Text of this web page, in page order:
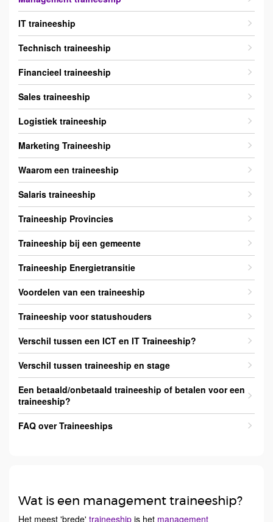
IT traineeship
Technisch traineeship
Financieel traineeship
Sales traineeship
Logistiek traineeship
Marketing Traineeship
Waarom een traineeship
Salaris traineeship
Traineeship Provincies
Traineeship bij een gemeente
Traineeship Energietransitie
Voordelen van een traineeship
Traineeship voor statushouders
Verschil tussen een ICT en IT Traineeship?
Verschil tussen traineeship en stage
Een betaald/onbetaald traineeship of betalen voor een
traineeship?
FAQ over Traineeships
Wat is een management traineeship?
Het meest 'brede' traineeship is het management